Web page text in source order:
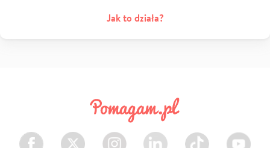
Jak to działa?
Facebook Twitter Instagram LinkedIn TikTok Youtube